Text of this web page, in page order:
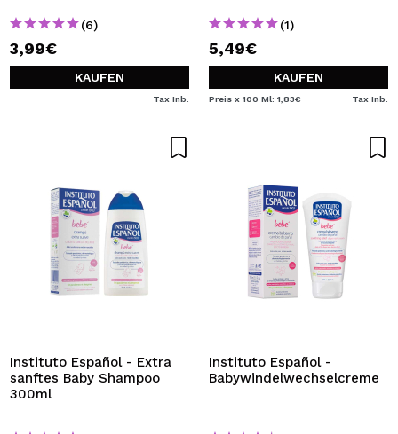
(6)
3,99€
KAUFEN
Tax Inb.
(1)
5,49€
KAUFEN
Preis x 100 Ml: 1,83€ Tax Inb.
Instituto Español - Extra
sanftes Baby Shampoo
300ml
Instituto Español -
Babywindelwechselcreme